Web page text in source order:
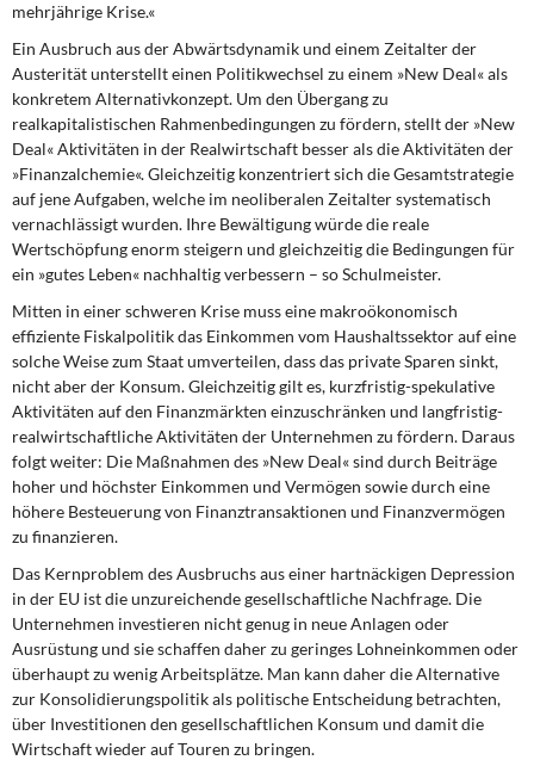
mehrjährige Krise.«
Ein Ausbruch aus der Abwärtsdynamikund einem Zeitalter der
Austerität unterstellt einen Politikwechsel zu einem »New Deal« als
konkretem Alternativkonzept. Um den Übergang zu
realkapitalistischen Rahmenbedingungen zu fördern, stellt der »New
Deal« Aktivitäten in der Realwirtschaft besser als die Aktivitäten der
»Finanzalchemie«. Gleichzeitig konzentriert sich die Gesamtstrategie
auf jene Aufgaben, welche im neoliberalen Zeitalter systematisch
vernachlässigt wurden. Ihre Bewältigung würde die reale
Wertschöpfung enorm steigern und gleichzeitig die Bedingungen für
ein »gutes Leben« nachhaltig verbessern – so Schulmeister.
Mitten in einer schweren Krise muss eine makroökonomisch
effiziente Fiskalpolitik das Einkommen vom Haushaltssektor auf eine
solche Weise zum Staat umverteilen, dass das private Sparen sinkt,
nicht aber der Konsum. Gleichzeitig gilt es, kurzfristig-spekulative
Aktivitäten auf den Finanzmärkten einzuschränken und langfristig-
realwirtschaftliche Aktivitäten der Unternehmen zu fördern. Daraus
folgt weiter: Die Maßnahmen des »New Deal« sind durch Beiträge
hoher und höchster Einkommen und Vermögen sowie durch eine
höhere Besteuerung von Finanztransaktionen und Finanzvermögen
zu finanzieren.
Das Kernproblem des Ausbruchsaus einer hartnäckigen Depression
in der EU ist die unzureichende gesellschaftliche Nachfrage. Die
Unternehmen investieren nicht genug in neue Anlagen oder
Ausrüstung und sie schaffen daher zu geringes Lohneinkommen oder
überhaupt zu wenig Arbeitsplätze. Man kann daher die Alternative
zur Konsolidierungspolitik als politische Entscheidung betrachten,
über Investitionen den gesellschaftlichen Konsum und damit die
Wirtschaft wieder auf Touren zu bringen.